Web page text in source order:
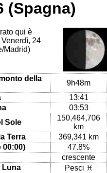
(Spagna)
qui è
24
Madrid)
della
9h48m
13:41
03:53
Sole
150,464,706
km
Terra
369,341 km
00:00)
47.8%
crescente
Luna
Pesci ♓